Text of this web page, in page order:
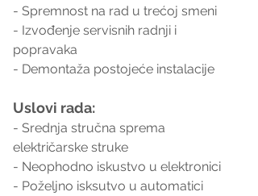
- Spremnost na rad u trećoj smeni
- Izvođenje servisnih radnji i
popravaka
- Demontaža postojeće instalacije
Uslovi rada:
- Srednja stručna sprema
električarske struke
- Neophodno iskustvo u elektronici
- Poželjno isksutvo u automatici